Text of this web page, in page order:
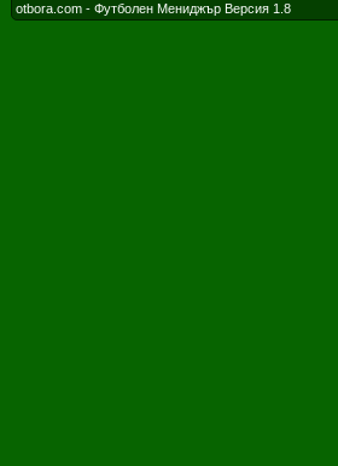
otbora.com - Футболен Мениджър Версия 1.8